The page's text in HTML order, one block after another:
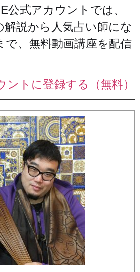
公式アカウントでは、
解説から人気占い師にな
で、無料動画講座を配信
ントに登録する（無料）